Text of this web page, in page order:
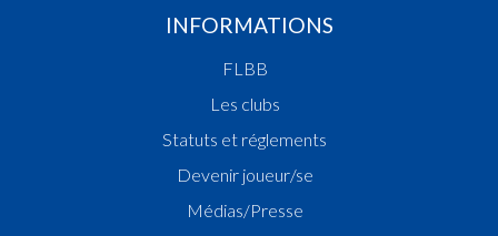
INFORMATIONS
FLBB
Les clubs
Statuts et réglements
Devenir joueur/se
Médias/Presse